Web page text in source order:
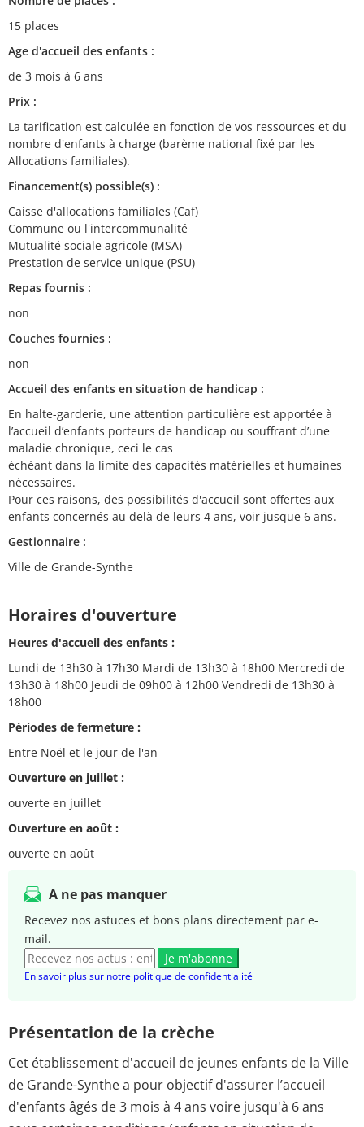
15 places
Age d'accueil des enfants :
de 3 mois à 6 ans
Prix :
La tarification est calculée en fonction de vos ressources et du
nombre d'enfants à charge (barème national fixé par les
Allocations familiales).
Financement(s) possible(s) :
Caisse d'allocations familiales (Caf)
Commune ou l'intercommunalité
Mutualité sociale agricole (MSA)
Prestation de service unique (PSU)
Repas fournis :
non
Couches fournies :
non
Accueil des enfants en situation de handicap :
En halte-garderie, une attention particulière est apportée à
l’accueil d’enfants porteurs de handicap ou souffrant d’une
maladie chronique, ceci le cas
échéant dans la limite des capacités matérielles et humaines
nécessaires.
Pour ces raisons, des possibilités d'accueil sont offertes aux
enfants concernés au delà de leurs 4 ans, voir jusque 6 ans.
Gestionnaire :
Ville de Grande-Synthe
Horaires d'ouverture
Heures d'accueil des enfants :
Lundi de 13h30 à 17h30 Mardi de 13h30 à 18h00 Mercredi de
13h30 à 18h00 Jeudi de 09h00 à 12h00 Vendredi de 13h30 à
18h00
Périodes de fermeture :
Entre Noël et le jour de l'an
Ouverture en juillet :
ouverte en juillet
Ouverture en août :
ouverte en août
A ne pas manquer
Recevez nos astuces et bons plans directement par e-
mail.
Je m'abonne
En savoir plus sur notre politique de confidentialité
Présentation de la crèche
Cet établissement d'accueil de jeunes enfants de la Ville
de Grande-Synthe a pour objectif d'assurer l’accueil
d'enfants âgés de 3 mois à 4 ans voire jusqu'à 6 ans